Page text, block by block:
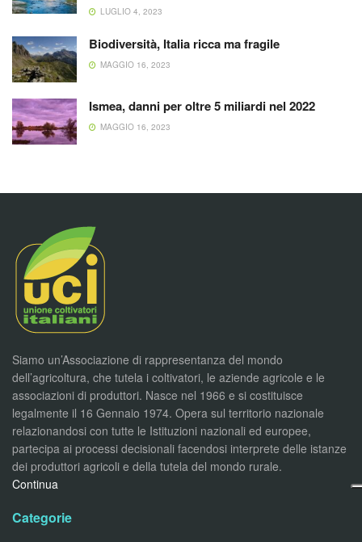
LUGLIO 4, 2023
Biodiversità, Italia ricca ma fragile
MAGGIO 16, 2023
Ismea, danni per oltre 5 miliardi nel 2022
MAGGIO 16, 2023
Siamo un’Associazione di rappresentanza del mondo
dell’agricoltura, che tutela i coltivatori, le aziende agricole e le
associazioni di produttori. Nasce nel 1966 e si costituisce
legalmente il 16 Gennaio 1974. Opera sul territorio nazionale
relazionandosi con tutte le Istituzioni nazionali ed europee,
partecipa ai processi decisionali facendosi interprete delle istanze
dei produttori agricoli e della tutela del mondo rurale.
Continua
Categorie